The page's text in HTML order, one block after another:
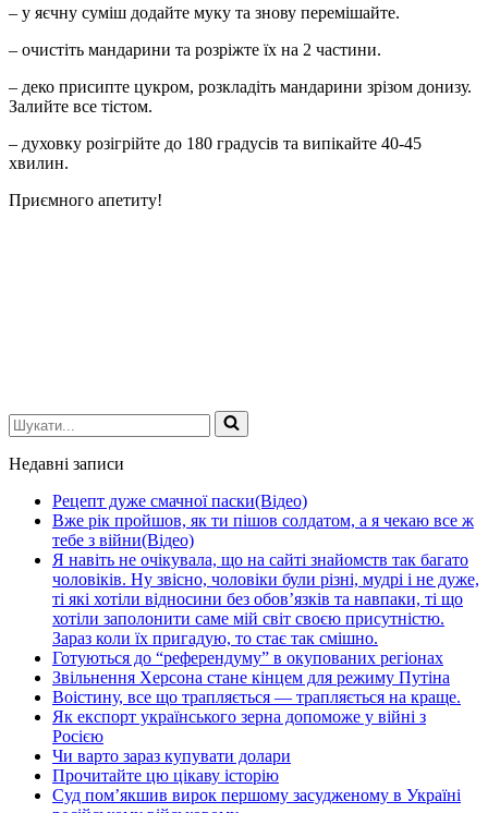
– у яєчну суміш додайте муку та знову перемішайте.
– очистіть мандарини та розріжте їх на 2 частини.
– деко присипте цукром, розкладіть мандарини зрізом донизу.
Залийте все тістом.
– духовку розігрійте до 180 градусів та випікайте 40-45
хвилин.
Приємного апетиту!
Шукати...
Недавні записи
Рецепт дуже смачної паски(Відео)
Вже рік пройшов, як ти пішов солдатом, а я чекаю все ж
тебе з війни(Відео)
Я навіть не очікувала, що на сайті знайомств так багато
чоловіків. Ну звісно, чоловіки були різні, мудрі і не дуже,
ті які хотіли відносини без обов’язків та навпаки, ті що
хотіли заполонити саме мій світ своєю присутністю.
Зараз коли їх пригадую, то стає так смішно.
Готуються до “референдуму” в окупованих регіонах
Звільнення Херсона стане кінцем для режиму Путіна
Воістину, все що трапляється — трапляється на краще.
Як експорт українського зерна допоможе у війні з
Росією
Чи варто зараз купувати долари
Прочитайте цю цікаву історію
Суд пом’якшив вирок першому засудженому в Україні